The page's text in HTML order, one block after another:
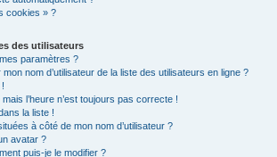
cookies » ?
des utilisateurs
paramètres ?
nom d’utilisateur de la liste des utilisateurs en ligne ?
l’heure n’est toujours pas correcte !
la liste !
à côté de mon nom d’utilisateur ?
avatar ?
puis-je le modifier ?